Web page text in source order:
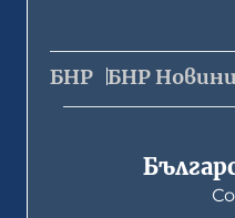
БНР БНР Новини